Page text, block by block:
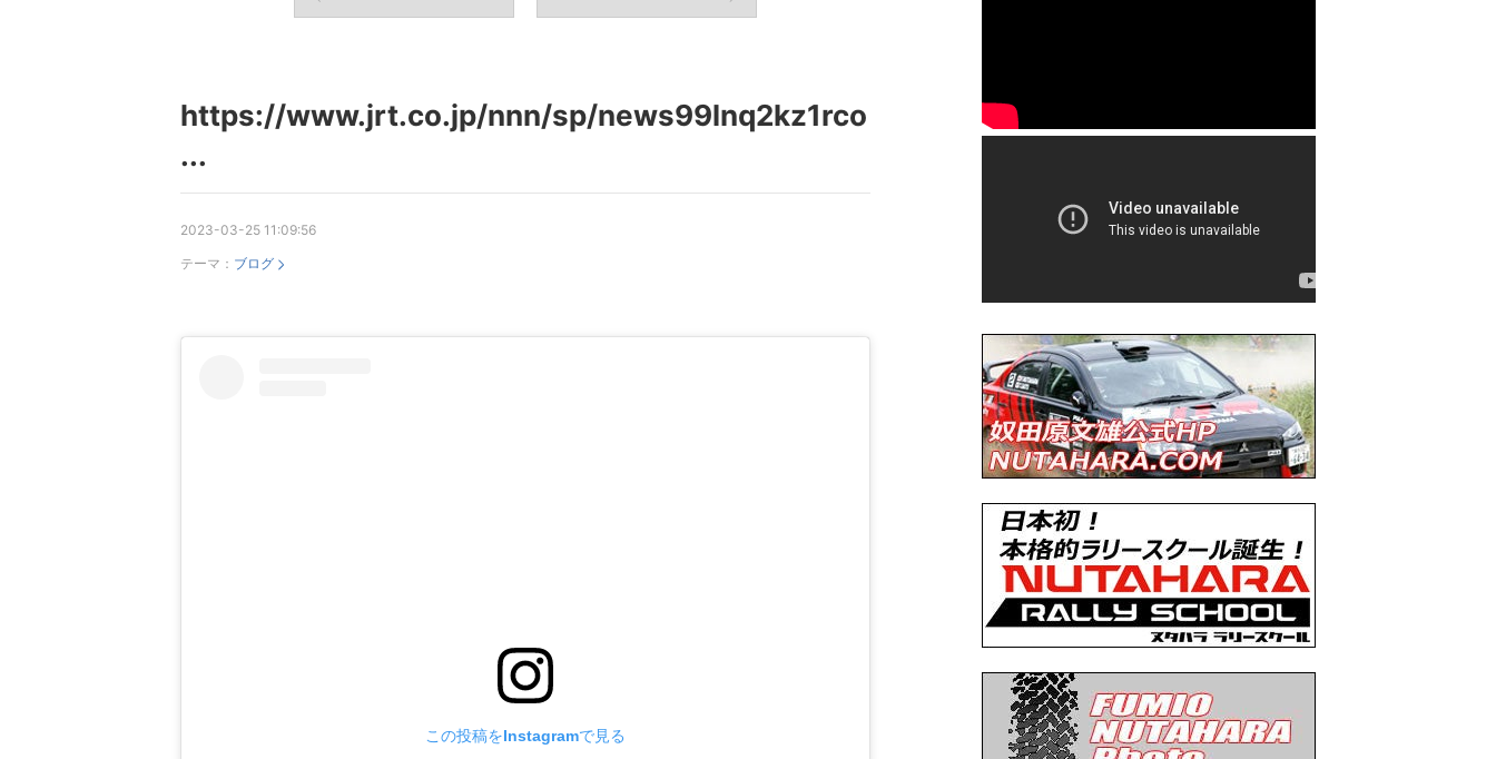
https://www.jrt.co.jp/nnn/sp/news99lnq2kz1rco
...
2023-03-25 11:09:56
テーマ： ブログ
この投稿をInstagramで見る